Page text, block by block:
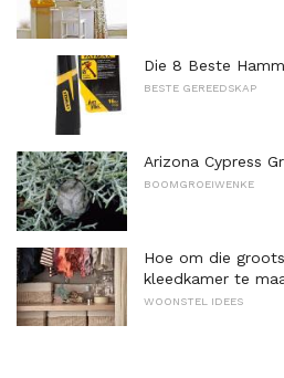
Die 8 Beste
BESTE GEREEDSKAP
Arizona Cypress
BOOMGROEIWENKE
Hoe om die
kleedkamer te
WOONSTEL IDEES